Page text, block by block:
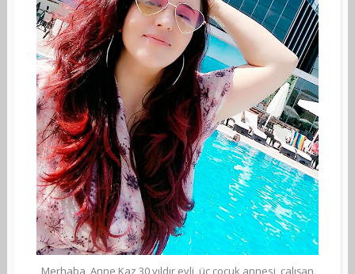
Merhaba, Anne Kaz 30 yıldır evli, üç çocuk annesi, çalışan